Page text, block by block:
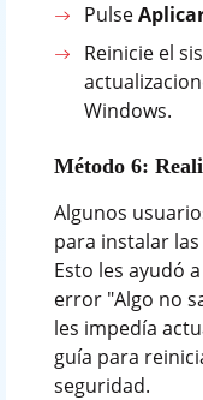
Pulse
Reinicie el
Windows.
Método 6:
Algunos
para instalar
Esto les ayudó
error "Algo no
les impedía
guía para
seguridad.